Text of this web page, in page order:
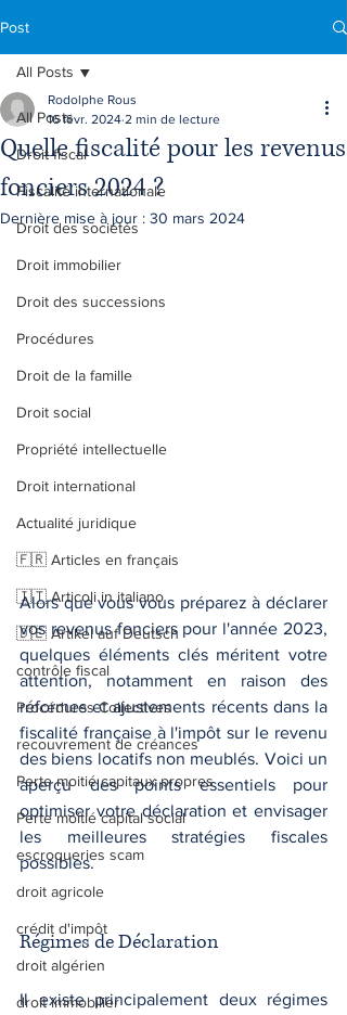
Post
All Posts
Droit fiscal
Fiscalité internationale
Droit des sociétés
Droit immobilier
Droit des successions
Procédures
Droit de la famille
Droit social
Propriété intellectuelle
Droit international
Actualité juridique
🇫🇷 Articles en français
🇮🇹 Articoli in italiano
🇩🇪 Artikel auf Deutsch
contrôle fiscal
Procédures Collectives
recouvrement de créances
Perte moitié capitaux propres
Perte moitié capital social
escroqueries scam
droit agricole
crédit d'impôt
droit algérien
droit immobilier
All Posts
Quelle fiscalité pour les revenus
fonciers 2024 ?
Rodolphe Rous
16 févr. 2024 2 min de lecture
Dernière mise à jour : 30 mars 2024
Alors que vous vous préparez à déclarer
vos revenus fonciers pour l'année 2023,
quelques éléments clés méritent votre
attention, notamment en raison des
réformes et ajustements récents dans la
fiscalité française à l'impôt sur le revenu
des biens locatifs non meublés. Voici un
aperçu des points essentiels pour
optimiser votre déclaration et envisager
les meilleures stratégies fiscales
possibles.
Régimes de Déclaration
Il existe principalement deux régimes